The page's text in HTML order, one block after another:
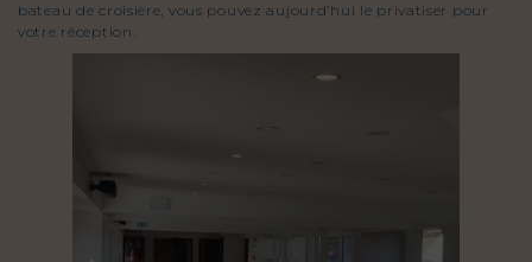
bateau de croisière, vous pouvez aujourd’hui le privatiser pour
votre réception.